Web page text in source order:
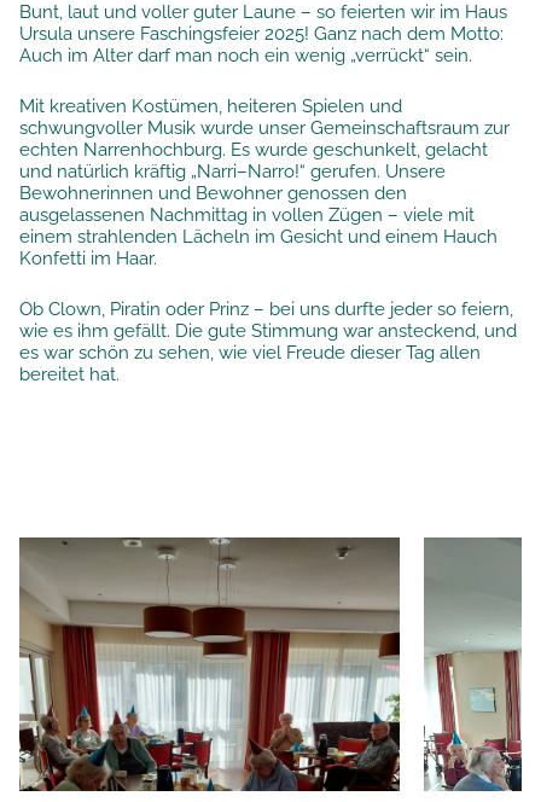
Bunt, laut und voller guter Laune – so feierten wir im Haus
Ursula unsere Faschingsfeier 2025! Ganz nach dem Motto:
Auch im Alter darf man noch ein wenig „verrückt“ sein.
Mit kreativen Kostümen, heiteren Spielen und
schwungvoller Musik wurde unser Gemeinschaftsraum zur
echten Narrenhochburg. Es wurde geschunkelt, gelacht
und natürlich kräftig „Narri–Narro!“ gerufen. Unsere
Bewohnerinnen und Bewohner genossen den
ausgelassenen Nachmittag in vollen Zügen – viele mit
einem strahlenden Lächeln im Gesicht und einem Hauch
Konfetti im Haar.
Ob Clown, Piratin oder Prinz – bei uns durfte jeder so feiern,
wie es ihm gefällt. Die gute Stimmung war ansteckend, und
es war schön zu sehen, wie viel Freude dieser Tag allen
bereitet hat.